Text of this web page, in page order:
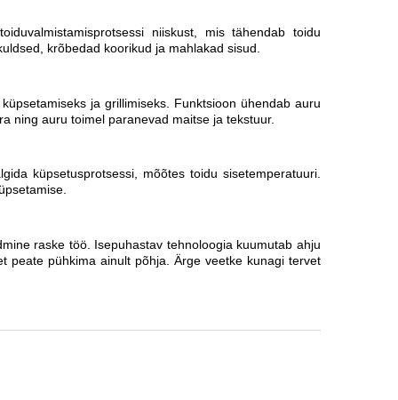
niiskust, mis tähendab toidu
krõbedad koorikud ja mahlakad sisud.
ja grillimiseks. Funktsioon ühendab auru
ning auru toimel paranevad maitse ja tekstuur.
küpsetusprotsessi, mõõtes toidu sisetemperatuuri.
raske töö. Isepuhastav tehnoloogia kuumutab ahju
peate pühkima ainult põhja. Ärge veetke kunagi tervet